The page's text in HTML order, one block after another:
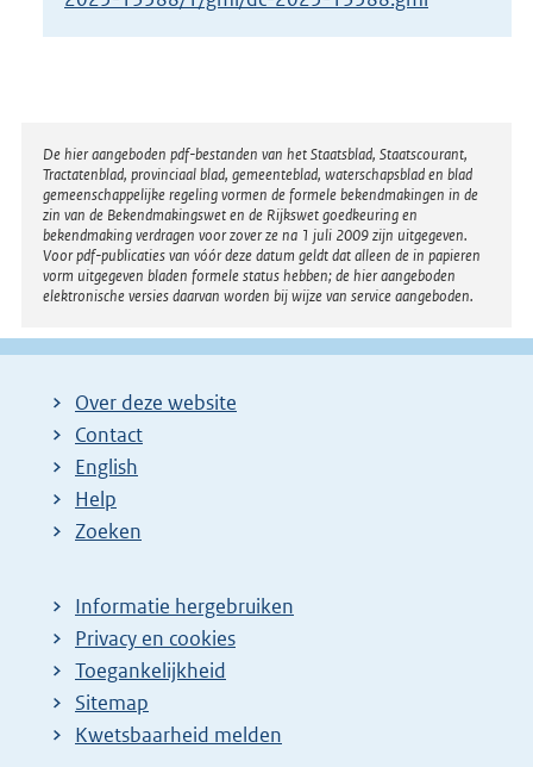
Disclaimer
De hier aangeboden pdf-bestanden van het Staatsblad, Staatscourant,
Tractatenblad, provinciaal blad, gemeenteblad, waterschapsblad en blad
gemeenschappelijke regeling vormen de formele bekendmakingen in de
zin van de Bekendmakingswet en de Rijkswet goedkeuring en
bekendmaking verdragen voor zover ze na 1 juli 2009 zijn uitgegeven.
Voor pdf-publicaties van vóór deze datum geldt dat alleen de in papieren
vorm uitgegeven bladen formele status hebben; de hier aangeboden
elektronische versies daarvan worden bij wijze van service aangeboden.
Over deze website
Contact
English
Help
Zoeken
Informatie hergebruiken
Privacy en cookies
Toegankelijkheid
Sitemap
Kwetsbaarheid melden